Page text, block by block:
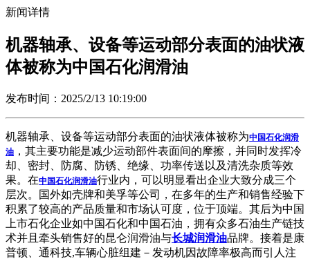
新闻详情
机器轴承、设备等运动部分表面的油状液
体被称为中国石化润滑油
发布时间：2025/2/13 10:19:00
机器轴承、设备等运动部分表面的油状液体被称为中国石化润滑
油 ，其主要功能是减少运动部件表面间的摩擦，并同时发挥冷
却、密封、防腐、防锈、绝缘、功率传送以及清洗杂质等效
果。在中国石化润滑油行业内，可以明显看出企业大致分成三个
层次。国外如壳牌和美孚等公司，在多年的生产和销售经验下
积累了较高的产品质量和市场认可度，位于顶端。其后为中国
上市石化企业如中国石化和中国石油，拥有众多石油生产链技
术并且牵头销售好的昆仑润滑油与长城润滑油品牌。接着是康
普顿、通科技,车辆心脏组建－发动机因故障率极高而引人注